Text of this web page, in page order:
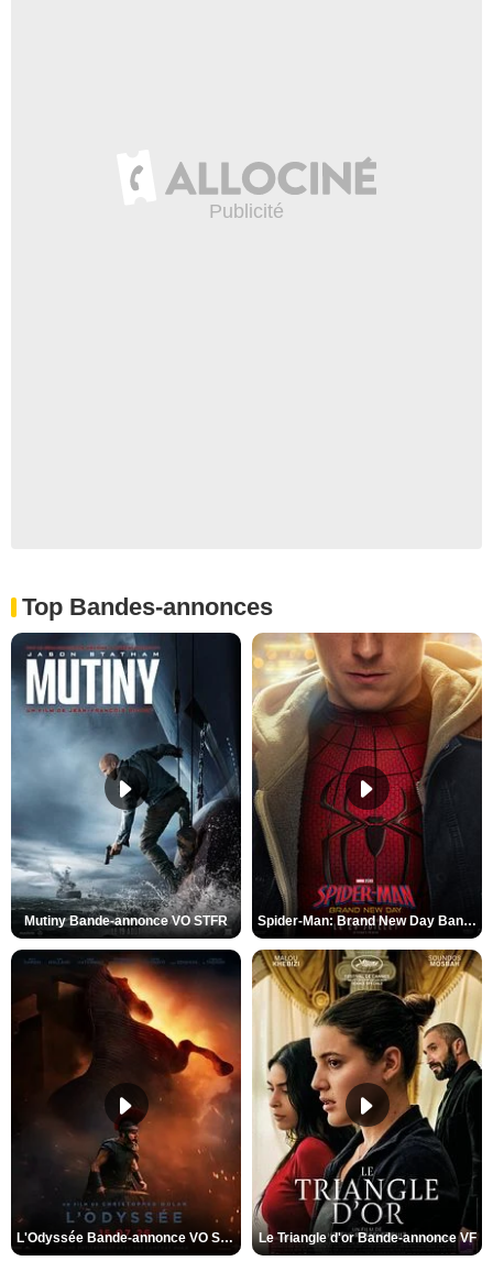
Top Bandes-annonces
Mutiny Bande-annonce VO STFR Spider-Man: Brand New Day Bande-annonce VO STFR
L'Odyssée Bande-annonce VO STFR Le Triangle d'or Bande-annonce VF